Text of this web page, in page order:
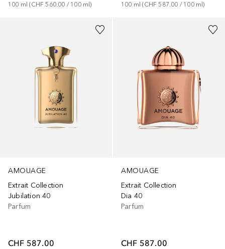
100 ml (CHF 560.00 / 100 ml) 100 ml (CHF 587.00 / 100 ml)
AMOUAGE
Extrait Collection
Jubilation 40
Parfum
CHF 587.00
AMOUAGE
Extrait Collection
Dia 40
Parfum
CHF 587.00